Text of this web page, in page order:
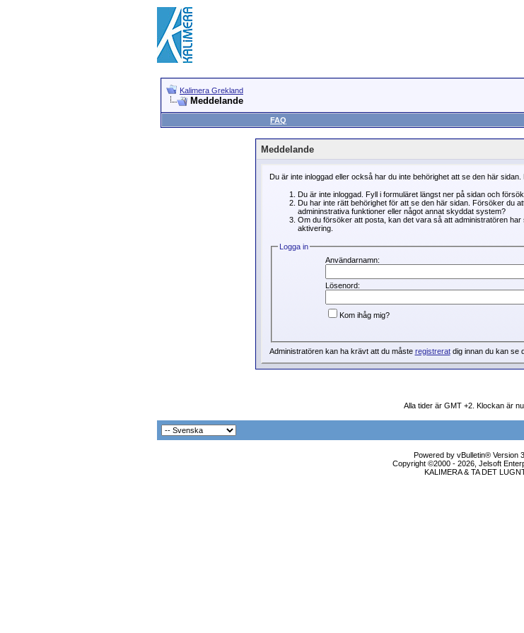
Kalimera Grekland
Meddelande
FAQ
Meddelande
Du är inte inloggad eller också har du inte behörighet att se den här
Du är inte inloggad. Fyll i formuläret längst ner på sidan och försök
Du har inte rätt behörighet för att se den här sidan. Försöker du
admininstrativa funktioner eller något annat skyddat system?
Om du försöker att posta, kan det vara så att administratören
aktivering.
Logga in
Användarnamn:
Lösenord:
Kom ihåg mig?
Administratören kan ha krävt att du måste registreratdig innan du kan se
Alla tider är GMT +2. Klockan är nu
Powered by vBulletin® Version
Copyright ©2000 - 2026, Jelsoft
KALIMERA & TA DET